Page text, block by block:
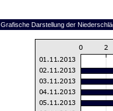
Grafische Darstellung der